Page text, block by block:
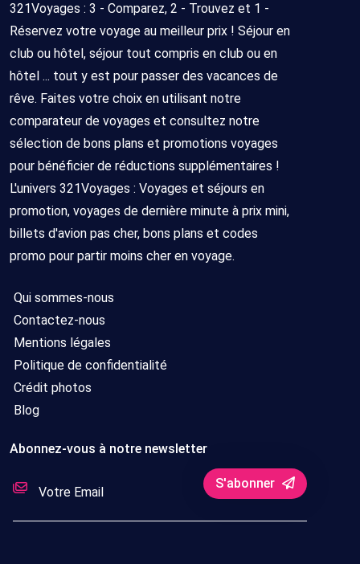
321Voyages : 3 - Comparez, 2 - Trouvez et 1 -
Réservez votre voyage au meilleur prix ! Séjour en
club ou hôtel, séjour tout compris en club ou en
hôtel ... tout y est pour passer des vacances de
rêve. Faites votre choix en utilisant notre
comparateur de voyages et consultez notre
sélection de bons plans et promotions voyages
pour bénéficier de réductions supplémentaires !
L'univers 321Voyages : Voyages et séjours en
promotion, voyages de dernière minute à prix mini,
billets d'avion pas cher, bons plans et codes
promo pour partir moins cher en voyage.
Qui sommes-nous
Contactez-nous
Mentions légales
Politique de confidentialité
Crédit photos
Blog
Abonnez-vous à notre newsletter
S'abonner